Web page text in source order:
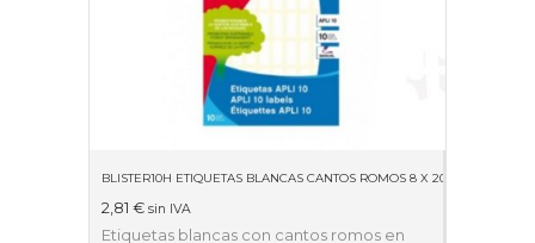
BLISTER10H ETIQUETAS BLANCAS CANTOS ROMOS 8 X 20MM 01633
2,81 € sin IVA
Etiquetas blancas con cantos romos en